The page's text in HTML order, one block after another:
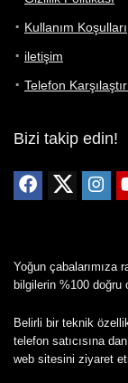
Kullanım Koşulları
iletişim
Telefon
Bizi takip edin!
Yoğun çabalarımıza
bilgilerin %100 doğru
Belirli bir teknik
telefon satıcısına
web sitesini ziyaret